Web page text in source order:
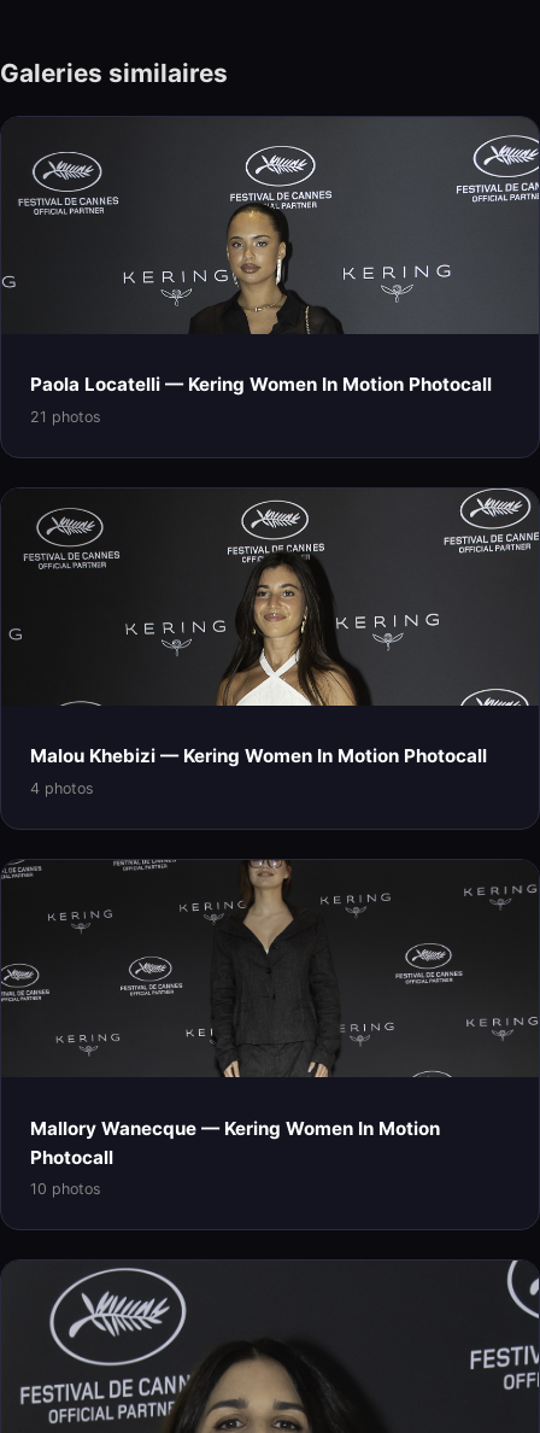
Galeries similaires
Paola Locatelli — Kering Women In Motion Photocall
21 photos
Malou Khebizi — Kering Women In Motion Photocall
4 photos
Mallory Wanecque — Kering Women In Motion
Photocall
10 photos